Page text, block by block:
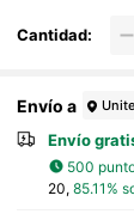
Cantidad:
Envío a
Envío
500
20, 85.11%